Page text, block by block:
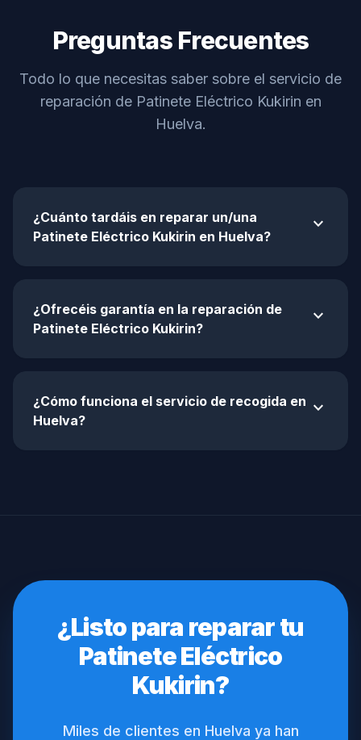
Preguntas Frecuentes
Todo lo que necesitas saber sobre el servicio de
reparación de Patinete Eléctrico Kukirin en
Huelva.
¿Cuánto tardáis en reparar un/una
Patinete Eléctrico Kukirin en Huelva?
expand_more
¿Ofrecéis garantía en la reparación de
Patinete Eléctrico Kukirin?
expand_more
¿Cómo funciona el servicio de recogida en
Huelva?
expand_more
¿Listo para reparar tu
Patinete Eléctrico
Kukirin?
Miles de clientes en Huelva ya han